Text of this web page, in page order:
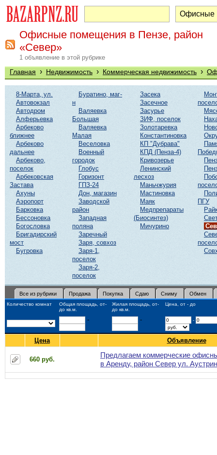
Офисные помещения в Пензе, район
«Север»
1 объявление в этой рубрике
Главная › Недвижимость › Коммерческая недвижимость ›
8-Марта, ул.
Автовокзал
Автодром
Алферьевка
Арбеково
ближнее
Арбеково
дальнее
Арбеково,
поселок
Арбековская
Застава
Ахуны
Аэропорт
Барковка
Бессоновка
Богословка
Бригадирский
мост
Бугровка
Буратино, маг-
н
Валяевка
Большая
Валяевка
Малая
Веселовка
Военный
городок
Глобус
Горизонт
ГПЗ-24
Дон, магазин
Заводской
район
Западная
поляна
Заречный
Заря, совхоз
Заря-1,
поселок
Заря-2,
поселок
Засека
Засечное
Засурье
ЗИФ, поселок
Золотаревка
Константиновка
КП "Дубрава"
КПД (Пенза-4)
Кривозерье
Ленинский
лесхоз
Маньчжурия
Мастиновка
Маяк
Медпрепараты
(Биосинтез)
Мичурино
ПГУ
Все из рубрики Продажа Покупка Сдаю Сниму Обмен
Количество комнат
Общая площадь, от-
до кв.м.
Жилая площадь, от-
до кв.м.
Цена, от - до
- - -
Цена Объявление
660 руб.
Предлагаем коммерческие
в Аренду, район Север ул.